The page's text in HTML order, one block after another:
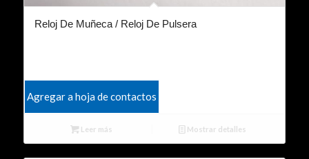
Reloj De Muñeca / Reloj De Pulsera
Agregar a hoja de contactos
Leer más Mostrar detalles